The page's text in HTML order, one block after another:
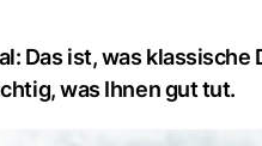
Das ist, was
was Ihnen gut tut.